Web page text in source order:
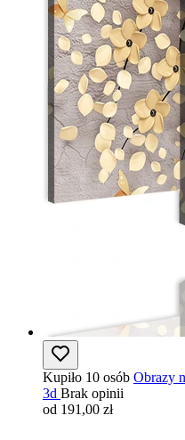
Kupiło 10 osób Obrazy
3d Brak opinii
od 191,00 zł